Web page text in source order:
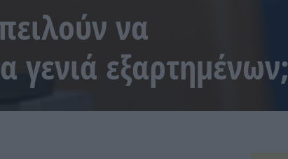
να
γενιά εξαρτημένων;